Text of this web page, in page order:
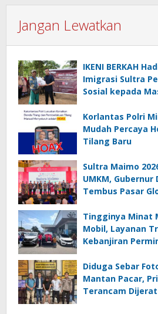
Jangan Lewatkan
IKENI BERKAH
Imigrasi Sultra
Sosial kepada
Korlantas Polri
Mudah Percaya
Tilang Baru
Sultra Maimo
UMKM,
Tembus Pasar
Tingginya Minat
Mobil, Layanan
Kebanjiran
Diduga Sebar
Mantan Pacar,
Terancam Dijerat